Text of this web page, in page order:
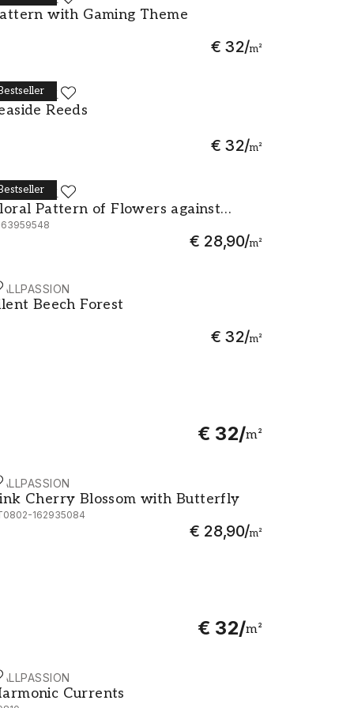
with Gaming Theme
€ 32/m²
Reeds
€ 32/m²
Reeds
Pattern of Flowers against
€ 28,90/m²
Pattern of Flowers against White
Beech Forest
€ 32/m²
Beech Forest
€ 32/m²
Cherry Blossom with Butterfly
162935084
€ 28,90/m²
Cherry Blossom with Butterfly
€ 32/m²
Currents
Currents